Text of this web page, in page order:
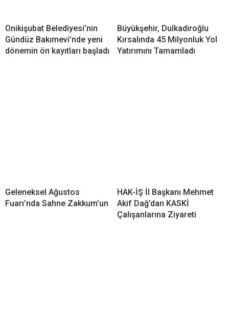
Onikişubat Belediyesi’nin
Gündüz Bakımevi’nde yeni
dönemin ön kayıtları başladı
Büyükşehir, Dulkadiroğlu
Kırsalında 45 Milyonluk Yol
Yatırımını Tamamladı
Geleneksel Ağustos
Fuarı’nda Sahne Zakkum’un
HAK-İŞ İl Başkanı Mehmet
Akif Dağ’dan KASKİ
Çalışanlarına Ziyareti